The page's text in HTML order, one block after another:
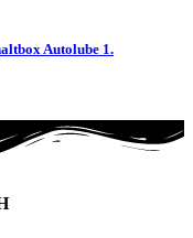
Autolube 1.